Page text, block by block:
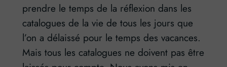
prendre le temps de la réflexion dans les
catalogues de la vie de tous les jours que
l’on a délaissé pour le temps des vacances.
Mais tous les catalogues ne doivent pas être